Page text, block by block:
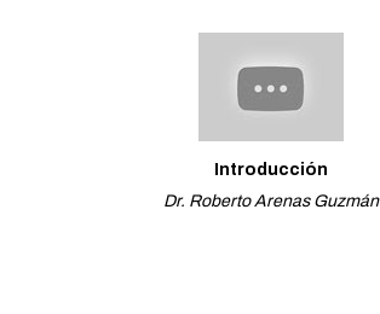
Introducción
Dr. Roberto Arenas Guzmán